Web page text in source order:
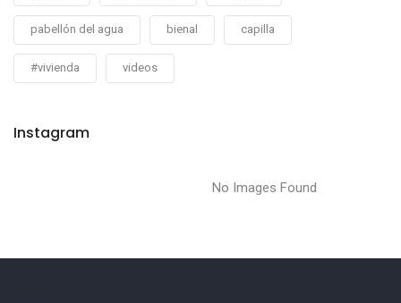
pabellón del agua bienal capilla
#vivienda videos
Instagram
No Images Found